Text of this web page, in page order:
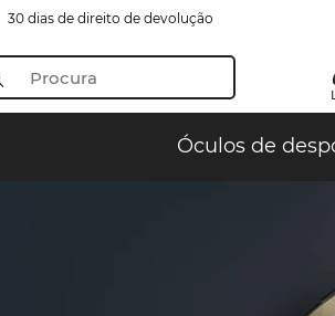
30 dias de direito de devolução
Óculos de